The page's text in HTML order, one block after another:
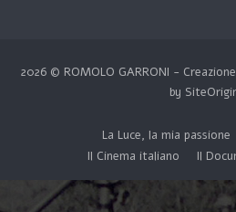
2026 © ROMOLO GARRONI - Creazione
by
La Luce, la mia passione
Il Cinema italiano
Il